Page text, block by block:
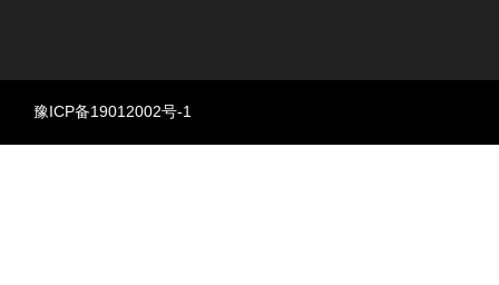
豫ICP备19012002号-1